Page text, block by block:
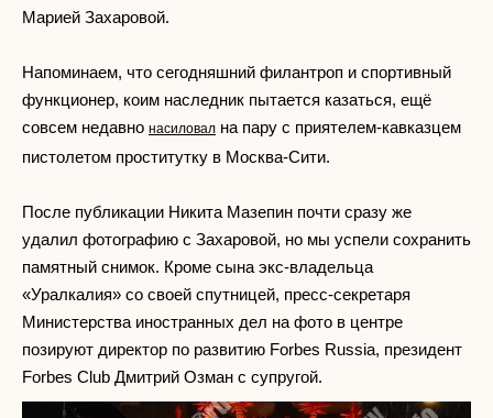
Марией Захаровой.
Напоминаем, что сегодняшний филантроп и спортивный
функционер, коим наследник пытается казаться, ещё
совсем недавно насиловал на пару с приятелем-кавказцем
пистолетом проститутку в Москва-Сити.
После публикации Никита Мазепин почти сразу же
удалил фотографию с Захаровой, но мы успели сохранить
памятный снимок. Кроме сына экс-владельца
«Уралкалия» со своей спутницей, пресс-секретаря
Министерства иностранных дел на фото в центре
позируют директор по развитию Forbes Russia, президент
Forbes Club Дмитрий Озман с супругой.